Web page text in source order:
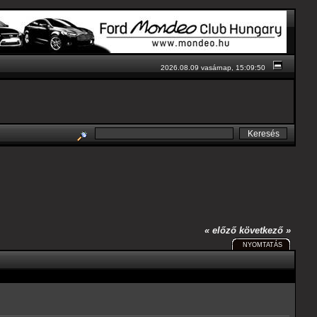
2026.08.09 vasárnap, 15:09:50
« előző következő »
NYOMTATÁS